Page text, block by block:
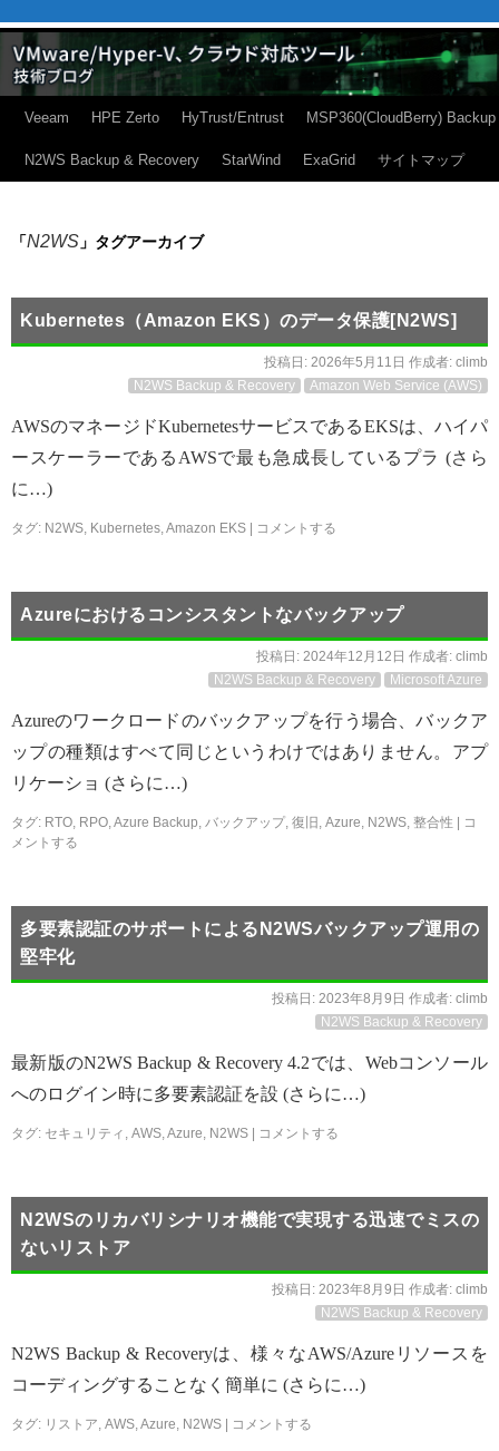
Veeam HPE Zerto HyTrust/Entrust MSP360(CloudBerry) Backup
N2WS Backup & Recovery StarWind ExaGrid サイトマップ
「N2WS 」タグアーカイブ
Kubernetes（Amazon EKS）のデータ保護[N2WS]
投稿日: 2026年5月11日 作成者: climb
N2WS Backup & Recovery
Amazon Web Service (AWS)
AWSのマネージドKubernetesサービスであるEKSは、ハイパ
ースケーラーであるAWSで最も急成長しているプラ​​ (さら
に…)
タグ: N2WS, Kubernetes,Amazon EKS コメントする
Azureにおけるコンシスタントなバックアップ
投稿日: 2024年12月12日 作成者: climb
N2WS Backup & Recovery
Microsoft Azure
Azureのワークロードのバックアップを行う場合、バックア
ップの種類はすべて同じというわけではありません。アプ
リケーショ (さらに…)
タグ: RTO, RPO,Azure Backup, バックアップ, 復旧 , Azure, N2WS, 整合性
コ
メントする
多要素認証のサポートによるN2WSバックアップ運用の
堅牢化
投稿日: 2023年8月9日 作成者: climb
N2WS Backup & Recovery
最新版のN2WS Backup & Recovery 4.2では、Webコンソール
へのログイン時に多要素認証を設 (さらに…)
タグ: セキュリティ , AWS,Azure, N2WS コメントする
N2WSのリカバリシナリオ機能で実現する迅速でミスの
ないリストア
投稿日: 2023年8月9日 作成者: climb
N2WS Backup & Recovery
N2WS Backup & Recoveryは、様々なAWS/Azureリソースを
コーディングすることなく簡単に (さらに…)
タグ: リストア, AWS,Azure, N2WS コメントする